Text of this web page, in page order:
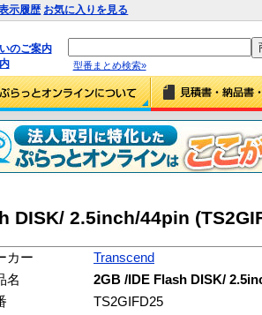
示履歴 お気に入りを見る
のご案内
型番まとめ検索»
DISK/ 2.5inch/44pin
カー
Transcend
名
2GB /IDE Flash DISK/
TS2GIFD25